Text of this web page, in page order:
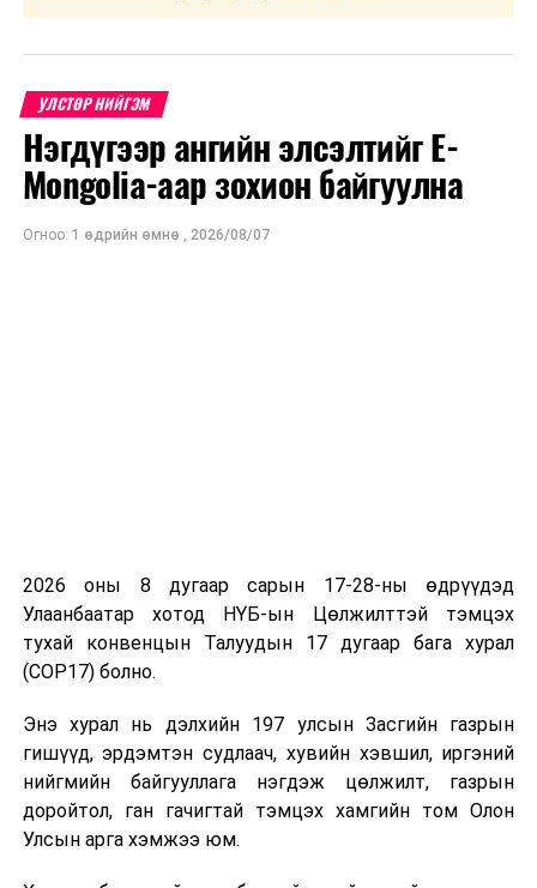
ӨМНӨХ МЭДЭЭ
УЛСТӨР НИЙГЭМ
Нэгдүгээр ангийн элсэлтийг E-
Mongolia-аар зохион байгуулна
Огноо: 1 өдрийн өмнө , 2026/08/07
2026 оны 8 дугаар сарын 17-28-ны өдрүүдэд
Улаанбаатар хотод НҮБ-ын Цөлжилттэй тэмцэх
тухай конвенцын Талуудын 17 дугаар бага хурал
(COP17) болно.
Энэ хурал нь дэлхийн 197 улсын Засгийн газрын
гишүүд, эрдэмтэн судлаач, хувийн хэвшил, иргэний
нийгмийн байгууллага нэгдэж цөлжилт, газрын
доройтол, ган гачигтай тэмцэх хамгийн том Олон
Улсын арга хэмжээ юм.